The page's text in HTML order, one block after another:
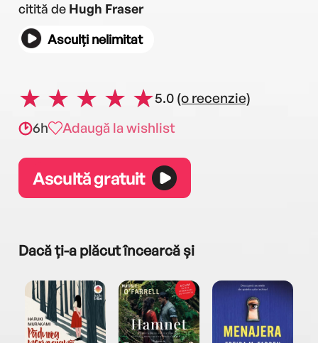
citită de Hugh Fraser
Asculți nelimitat
5.0 (o recenzie)
6h
Adaugă la wishlist
Ascultă gratuit
Dacă ți-a plăcut încearcă și